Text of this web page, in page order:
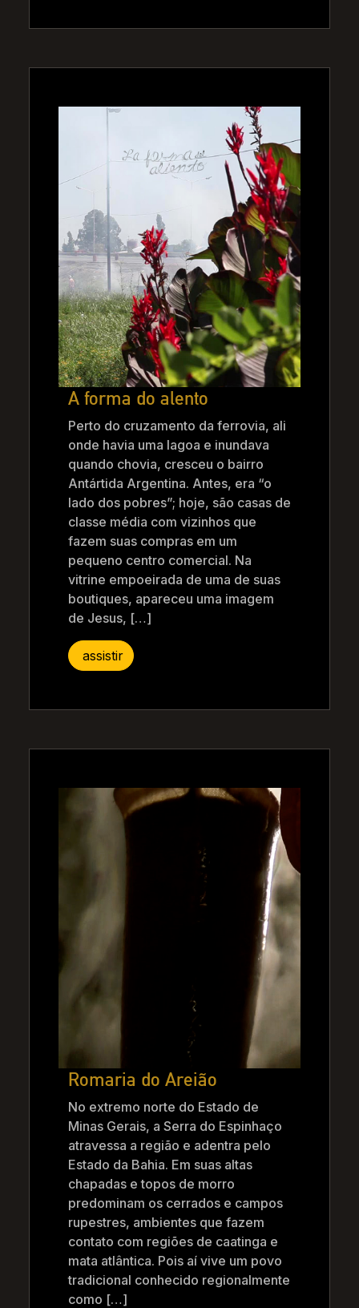
A forma do alento
Perto do cruzamento da ferrovia, ali
onde havia uma lagoa e inundava
quando chovia, cresceu o bairro
Antártida Argentina. Antes, era “o
lado dos pobres”; hoje, são casas de
classe média com vizinhos que
fazem suas compras em um
pequeno centro comercial. Na
vitrine empoeirada de uma de suas
boutiques, apareceu uma imagem
de Jesus, […]
assistir
Romaria do Areião
No extremo norte do Estado de
Minas Gerais, a Serra do Espinhaço
atravessa a região e adentra pelo
Estado da Bahia. Em suas altas
chapadas e topos de morro
predominam os cerrados e campos
rupestres, ambientes que fazem
contato com regiões de caatinga e
mata atlântica. Pois aí vive um povo
tradicional conhecido regionalmente
como […]